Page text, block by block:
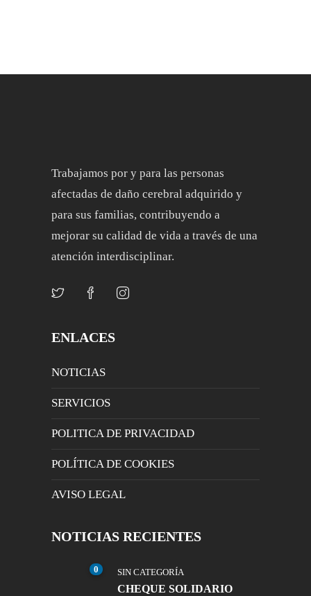
Trabajamos por y para las personas
afectadas de daño cerebral adquirido y
para sus familias, contribuyendo a
mejorar su calidad de vida a través de una
atención interdisciplinar.
ENLACES
NOTICIAS
SERVICIOS
POLITICA DE PRIVACIDAD
POLÍTICA DE COOKIES
AVISO LEGAL
NOTICIAS RECIENTES
0 SIN CATEGORÍA
CHEQUE SOLIDARIO